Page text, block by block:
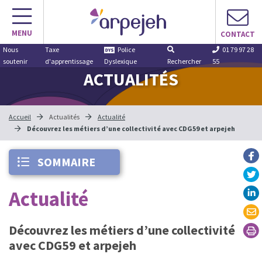
Aller
contenu
MENU CONTACT
Nous
soutenir
Taxe
d'apprentissage
Police
Dyslexique
Rechercher
01 79 97 28
55
ACTUALITÉS
Accueil Actualités
Actualité
Découvrez les métiers d’une collectivité avec CDG59 et arpejeh
SOMMAIRE
Actualité
Découvrez les métiers d’une collectivité
avec CDG59 et arpejeh